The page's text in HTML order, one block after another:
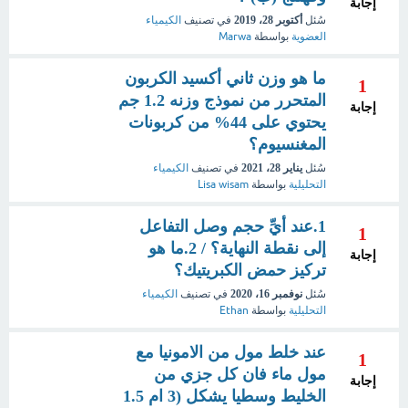
إجابة
سُئل أكتوبر 28، 2019 في تصنيف الكيمياء
العضوية بواسطة Marwa
1
إجابة
ما هو وزن ثاني أكسيد الكربون
المتحرر من نموذج وزنه 1.2 جم
يحتوي على 44% من كربونات
المغنسيوم؟
سُئل يناير 28، 2021 في تصنيف الكيمياء
التحليلية بواسطة Lisa wisam
1
إجابة
1.عند أيِّ حجم وصل التفاعل
إلى نقطة النهاية؟ / 2.ما هو
تركيز حمض الكبريتيك؟
سُئل نوفمبر 16، 2020 في تصنيف الكيمياء
التحليلية بواسطة Ethan
1
إجابة
عند خلط مول من الامونيا مع
مول ماء فان كل جزي من
الخليط وسطيا يشكل (3 ام 1.5